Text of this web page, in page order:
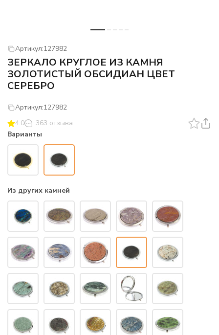
Артикул:127982
ЗЕРКАЛО КРУГЛОЕ ИЗ КАМНЯ
ЗОЛОТИСТЫЙ ОБСИДИАН ЦВЕТ
СЕРЕБРО
Артикул:127982
4.0
363 отзыва
Варианты
Из других камней